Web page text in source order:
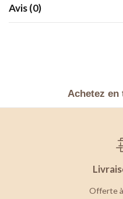
Avis (0)
Achetez en
Offerte